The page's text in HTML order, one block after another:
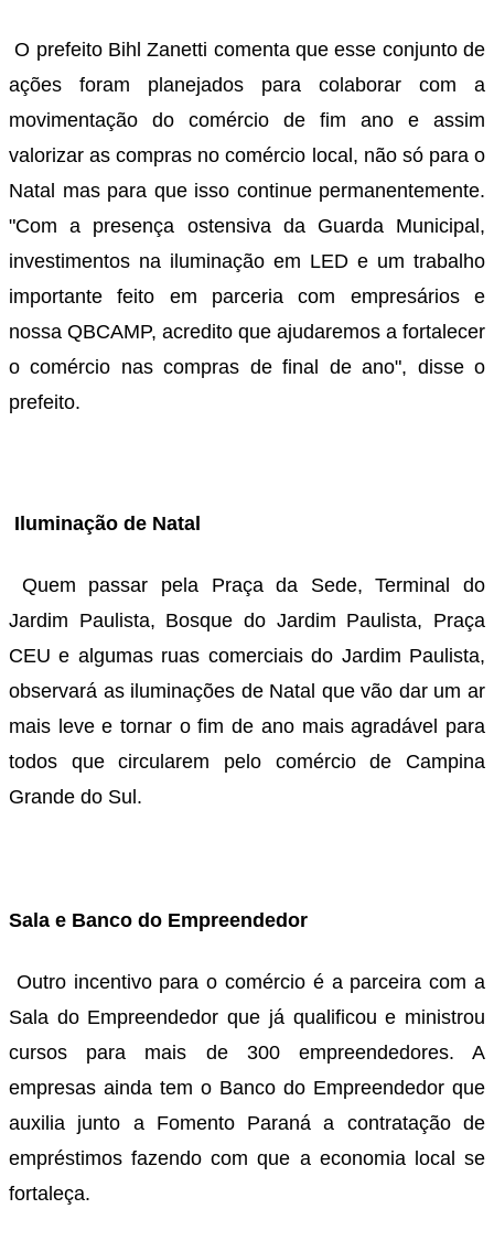
O prefeito Bihl Zanetti comenta que esse conjunto de
ações foram planejados para colaborar com a
movimentação do comércio de fim ano e assim
valorizar as compras no comércio local, não só para o
Natal mas para que isso continue permanentemente.
"Com a presença ostensiva da Guarda Municipal,
investimentos na iluminação em LED e um trabalho
importante feito em parceria com empresários e
nossa QBCAMP, acredito que ajudaremos a fortalecer
o comércio nas compras de final de ano", disse o
prefeito.
Iluminação de Natal
Quem passar pela Praça da Sede, Terminal do
Jardim Paulista, Bosque do Jardim Paulista, Praça
CEU e algumas ruas comerciais do Jardim Paulista,
observará as iluminações de Natal que vão dar um ar
mais leve e tornar o fim de ano mais agradável para
todos que circularem pelo comércio de Campina
Grande do Sul.
Sala e Banco do Empreendedor
Outro incentivo para o comércio é a parceira com a
Sala do Empreendedor que já qualificou e ministrou
cursos para mais de 300 empreendedores. A
empresas ainda tem o Banco do Empreendedor que
auxilia junto a Fomento Paraná a contratação de
empréstimos fazendo com que a economia local se
fortaleça.